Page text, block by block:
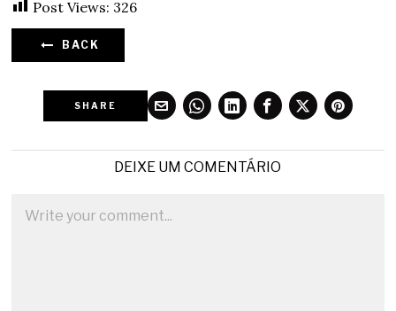
Post Views: 326
BACK
SHARE
DEIXE UM COMENTÁRIO